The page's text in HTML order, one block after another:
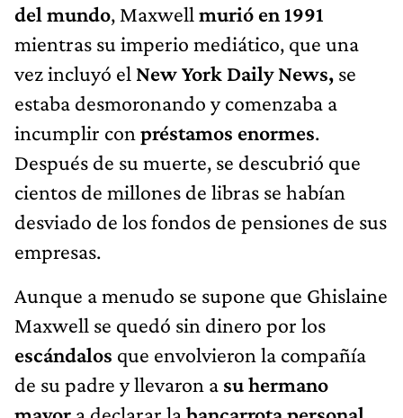
del mundo, Maxwell murió en 1991
mientras su imperio mediático, que una
vez incluyó el New York Daily News, se
estaba desmoronando y comenzaba a
incumplir con préstamos enormes.
Después de su muerte, se descubrió que
cientos de millones de libras se habían
desviado de los fondos de pensiones de sus
empresas.
Aunque a menudo se supone que Ghislaine
Maxwell se quedó sin dinero por los
escándalos que envolvieron la compañía
de su padre y llevaron a su hermano